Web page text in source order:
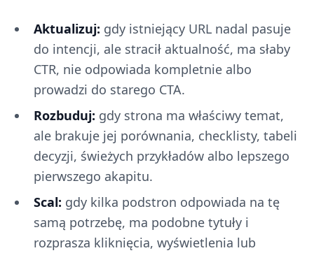
Aktualizuj: gdy istniejący URL nadal pasuje
do intencji, ale stracił aktualność, ma słaby
CTR, nie odpowiada kompletnie albo
prowadzi do starego CTA.
Rozbuduj: gdy strona ma właściwy temat,
ale brakuje jej porównania, checklisty, tabeli
decyzji, świeżych przykładów albo lepszego
pierwszego akapitu.
Scal: gdy kilka podstron odpowiada na tę
samą potrzebę, ma podobne tytuły i
rozprasza kliknięcia, wyświetlenia lub